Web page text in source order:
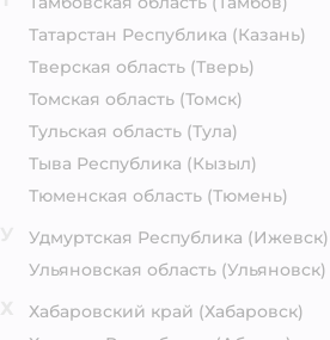
Татарстан Республика (Казань)
Тверская область (Тверь)
Томская область (Томск)
Тульская область (Тула)
Тыва Республика (Кызыл)
Тюменская область (Тюмень)
Удмуртская Республика (Ижевск)
Ульяновская область (Ульяновск)
Хабаровский край (Хабаровск)